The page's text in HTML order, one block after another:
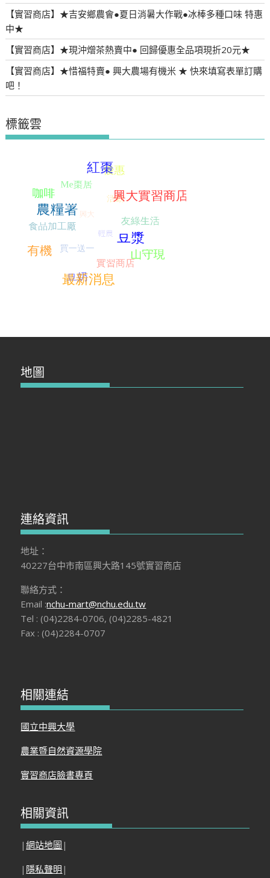
【實習商店】★吉安鄉農會●夏日消暑大作戰●冰棒多種口味 特惠
中★
【實習商店】★現沖熷茶熱賣中● 回歸優惠全品項現折20元★
【實習商店】★惜福特賣● 興大農場有機米 ★ 快來填寫表單訂購
吧！
標籤雲
地圖
連絡資訊
地址：
40227台中市南區興大路145號實習商店
聯絡方式：
Email :nchu-mart@nchu.edu.tw
Tel : (04)2284-0706, (04)2285-4821
Fax : (04)2284-0707
相關連結
國立中興大學
農業暨自然資源學院
實習商店臉書專頁
相關資訊
|網站地圖 |
| 隱私聲明 |